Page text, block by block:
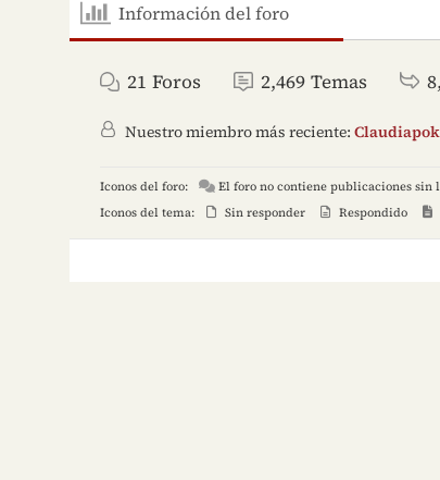
Información del foro
21 Foros 2,469 Temas
Nuestro miembro más reciente:Claudiapok
Iconos del foro: El foro no contiene publicaciones sin
Iconos del tema:
Sin responder Respondido